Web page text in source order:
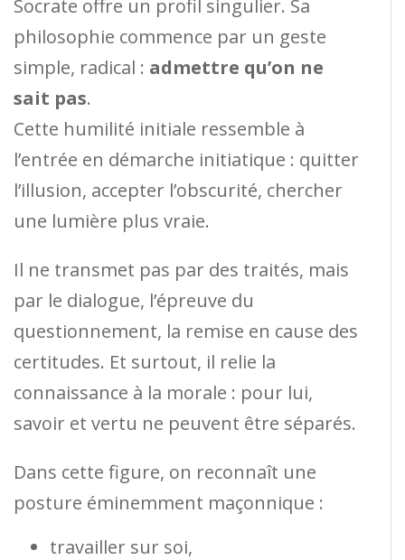
Socrate offre un profil singulier. Sa
philosophie commence par un geste
simple, radical : admettre qu’on ne
sait pas.
Cette humilité initiale ressemble à
l’entrée en démarche initiatique : quitter
l’illusion, accepter l’obscurité, chercher
une lumière plus vraie.
Il ne transmet pas par des traités, mais
par le dialogue, l’épreuve du
questionnement, la remise en cause des
certitudes. Et surtout, il relie la
connaissance à la morale : pour lui,
savoir et vertu ne peuvent être séparés.
Dans cette figure, on reconnaît une
posture éminemment maçonnique :
travailler sur soi,